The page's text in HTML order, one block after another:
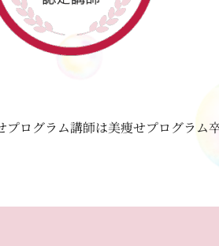
ログラム講師は美痩せプログラム